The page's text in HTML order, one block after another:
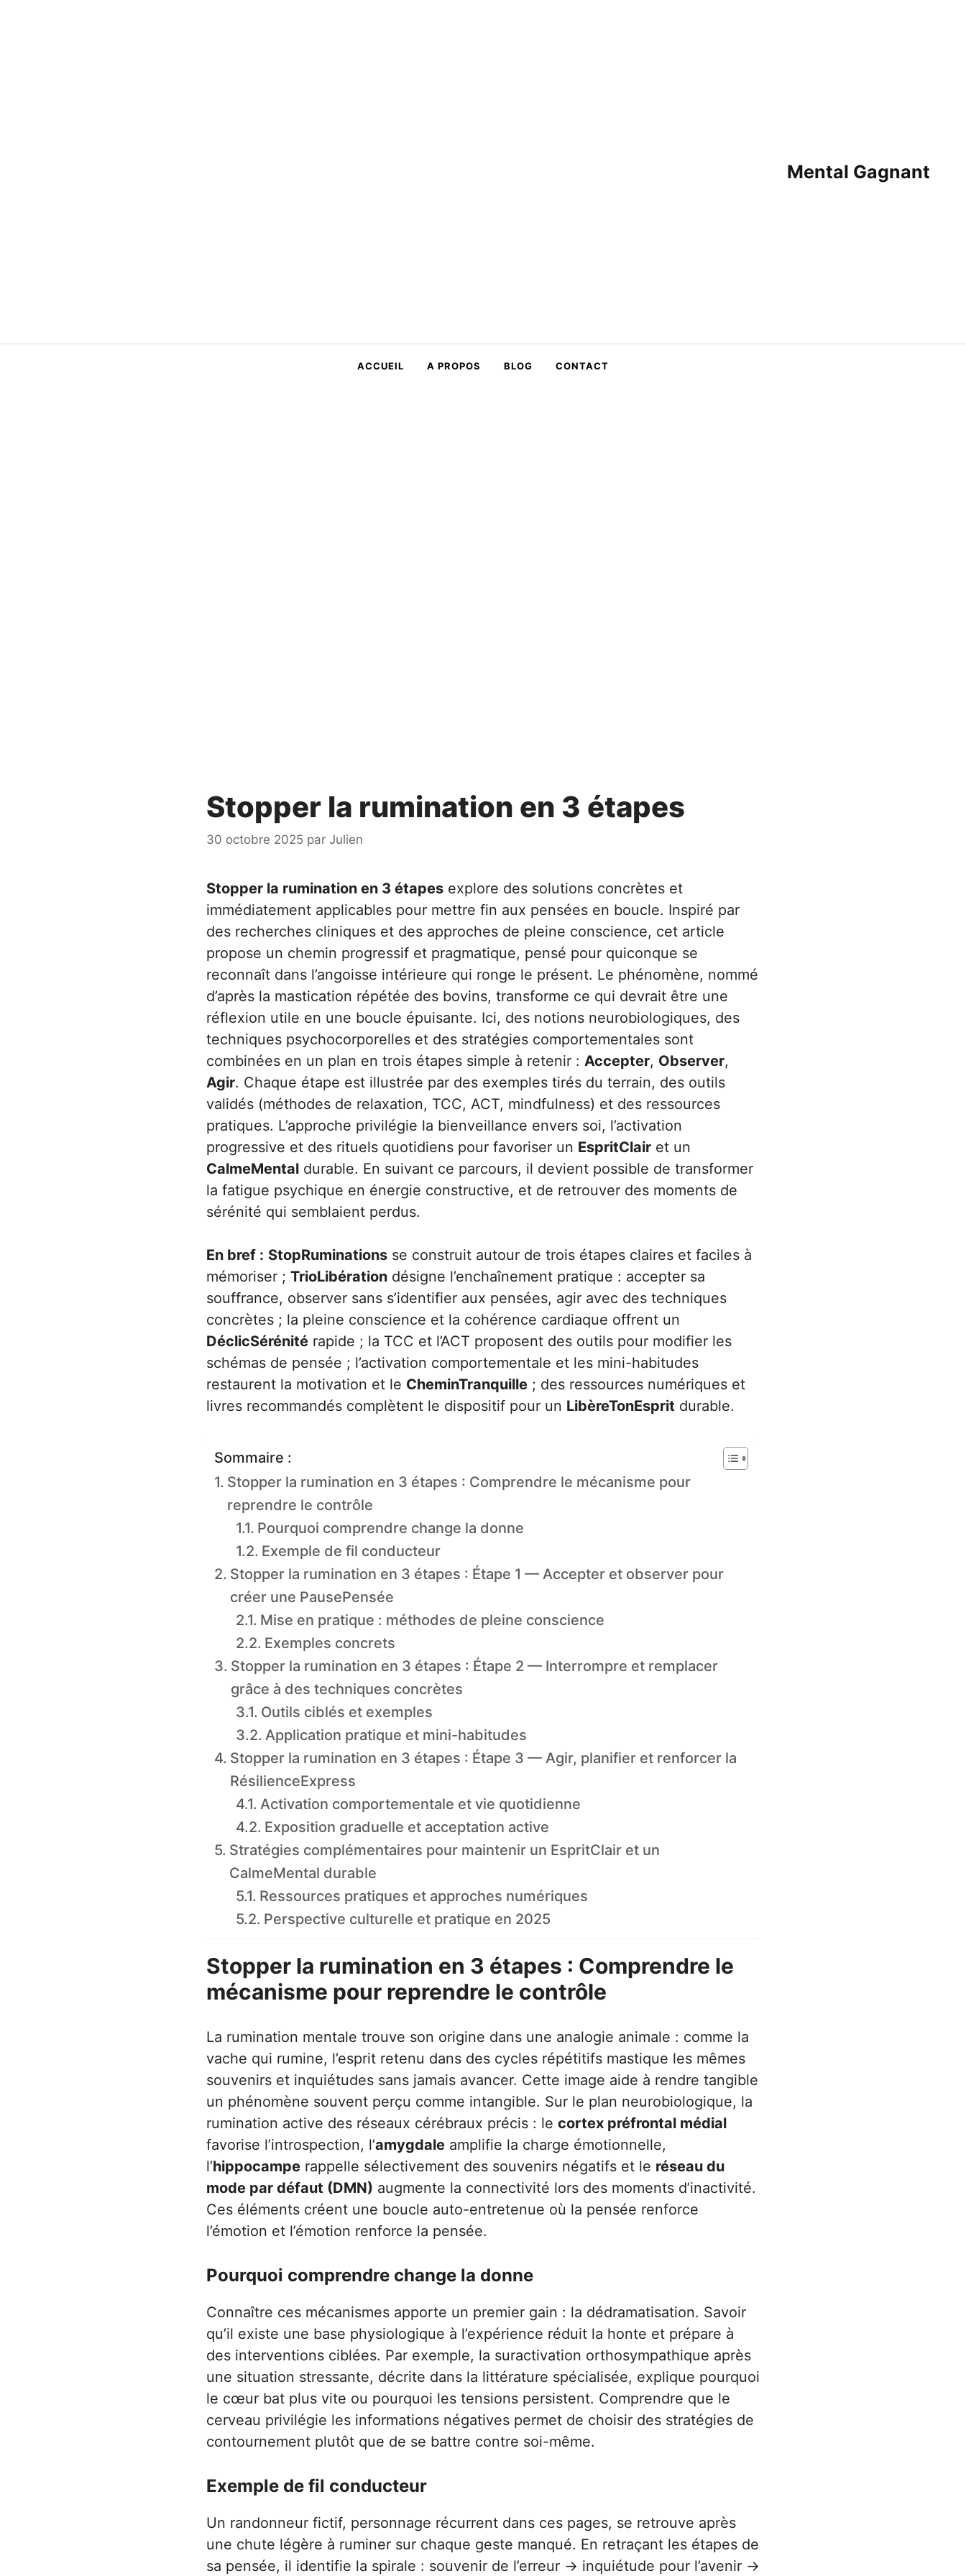
Mental Gagnant
ACCUEIL A PROPOS BLOG CONTACT
Stopper la rumination en 3 étapes
30 octobre 2025 par Julien
Stopper la rumination en 3 étapes explore des solutions concrètes et
immédiatement applicables pour mettre fin aux pensées en boucle. Inspiré par
des recherches cliniques et des approches de pleine conscience, cet article
propose un chemin progressif et pragmatique, pensé pour quiconque se
reconnaît dans l’angoisse intérieure qui ronge le présent. Le phénomène, nommé
d’après la mastication répétée des bovins, transforme ce qui devrait être une
réflexion utile en une boucle épuisante. Ici, des notions neurobiologiques, des
techniques psychocorporelles et des stratégies comportementales sont
combinées en un plan en trois étapes simple à retenir : Accepter, Observer,
Agir. Chaque étape est illustrée par des exemples tirés du terrain, des outils
validés (méthodes de relaxation, TCC, ACT, mindfulness) et des ressources
pratiques. L’approche privilégie la bienveillance envers soi, l’activation
progressive et des rituels quotidiens pour favoriser un EspritClair et un
CalmeMental durable. En suivant ce parcours, il devient possible de transformer
la fatigue psychique en énergie constructive, et de retrouver des moments de
sérénité qui semblaient perdus.
En bref : StopRuminations se construit autour de trois étapes claires et faciles à
mémoriser ; TrioLibération désigne l’enchaînement pratique : accepter sa
souffrance, observer sans s’identifier aux pensées, agir avec des techniques
concrètes ; la pleine conscience et la cohérence cardiaque offrent un
DéclicSérénité rapide ; la TCC et l’ACT proposent des outils pour modifier les
schémas de pensée ; l’activation comportementale et les mini-habitudes
restaurent la motivation et le CheminTranquille ; des ressources numériques et
livres recommandés complètent le dispositif pour un LibèreTonEsprit durable.
Sommaire :
Stopper la rumination en 3 étapes : Comprendre le mécanisme pour
reprendre le contrôle
Pourquoi comprendre change la donne
Exemple de fil conducteur
Stopper la rumination en 3 étapes : Étape 1 — Accepter et observer pour
créer une PausePensée
Mise en pratique : méthodes de pleine conscience
Exemples concrets
Stopper la rumination en 3 étapes : Étape 2 — Interrompre et remplacer
grâce à des techniques concrètes
Outils ciblés et exemples
Application pratique et mini-habitudes
Stopper la rumination en 3 étapes : Étape 3 — Agir, planifier et renforcer la
RésilienceExpress
Activation comportementale et vie quotidienne
Exposition graduelle et acceptation active
Stratégies complémentaires pour maintenir un EspritClair et un
CalmeMental durable
Ressources pratiques et approches numériques
Perspective culturelle et pratique en 2025
Stopper la rumination en 3 étapes : Comprendre le
mécanisme pour reprendre le contrôle
La rumination mentale trouve son origine dans une analogie animale : comme la
vache qui rumine, l’esprit retenu dans des cycles répétitifs mastique les mêmes
souvenirs et inquiétudes sans jamais avancer. Cette image aide à rendre tangible
un phénomène souvent perçu comme intangible. Sur le plan neurobiologique, la
rumination active des réseaux cérébraux précis : le cortex préfrontal médial
favorise l’introspection, l’amygdale amplifie la charge émotionnelle,
l’hippocampe rappelle sélectivement des souvenirs négatifs et le réseau du
mode par défaut (DMN) augmente la connectivité lors des moments d’inactivité.
Ces éléments créent une boucle auto-entretenue où la pensée renforce
l’émotion et l’émotion renforce la pensée.
Pourquoi comprendre change la donne
Connaître ces mécanismes apporte un premier gain : la dédramatisation. Savoir
qu’il existe une base physiologique à l’expérience réduit la honte et prépare à
des interventions ciblées. Par exemple, la suractivation orthosympathique après
une situation stressante, décrite dans la littérature spécialisée, explique pourquoi
le cœur bat plus vite ou pourquoi les tensions persistent. Comprendre que le
cerveau privilégie les informations négatives permet de choisir des stratégies de
contournement plutôt que de se battre contre soi-même.
Exemple de fil conducteur
Un randonneur fictif, personnage récurrent dans ces pages, se retrouve après
une chute légère à ruminer sur chaque geste manqué. En retraçant les étapes de
sa pensée, il identifie la spirale : souvenir de l’erreur → inquiétude pour l’avenir →